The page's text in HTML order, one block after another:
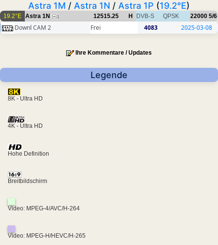
Astra 1M / Astra 1N / Astra 1P (19.2°E)
19.2°E Astra 1N 1 12515.25 H DVB-S QPSK 22000 5/6
Downl CAM 2 Frei 4083 2025-03-08
Ihre Kommentare / Updates
Legende
8K - Ultra HD
4K - Ultra HD
Hohe Definition
Breitbildschirm
Video: MPEG-4/AVC/H-264
Video: MPEG-H/HEVC/H-265